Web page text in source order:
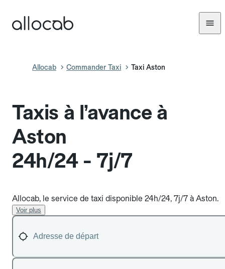
Allocab Commander Taxi Taxi Aston
Taxis à l’avance à
Aston
24h/24 - 7j/7
Allocab, le service de taxi disponible 24h/24, 7j/7 à Aston.
Voir plus